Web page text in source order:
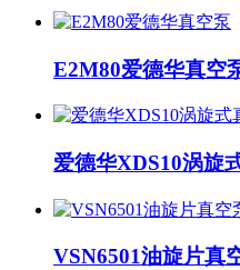
E2M80爱德华真空
爱德华XDS10涡旋
VSN6501油旋片真